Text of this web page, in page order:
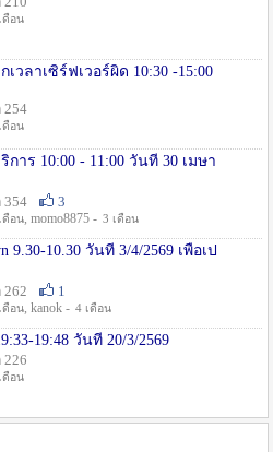
ดือน
เวลาเซิร์ฟเวอร์ผิด 10:30 -15:00
254
ดือน
การ 10:00 - 11:00 วันที่ 30 เมษา
354
3
ดือน, momo8875 - 3 เดือน
9.30-10.30 วันที่ 3/4/2569 เพื่อเป
1
ดือน, kanok - 4 เดือน
19:48 วันที่ 20/3/2569
ดือน